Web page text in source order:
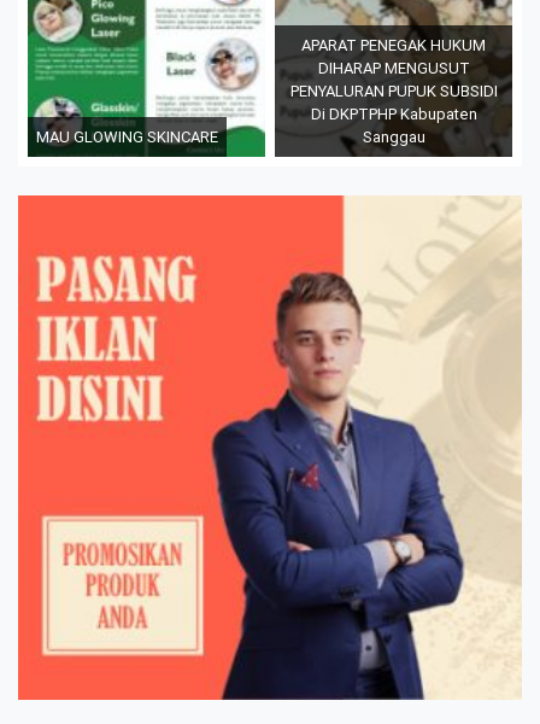
MAU GLOWING SKINCARE
APARAT PENEGAK HUKUM
DIHARAP MENGUSUT
PENYALURAN PUPUK SUBSIDI
Di DKPTPHP Kabupaten
Sanggau